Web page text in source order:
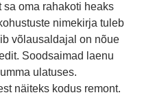
oma rahakoti heaks
nimekirja tuleb
võlausaldajal on nõue
Soodsaimad laenu
ulatuses.
näiteks kodus remont.